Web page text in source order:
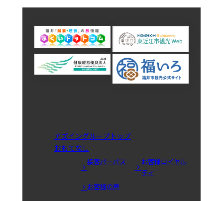
アズイングループトップ
おもてなし
接客パーパス
お客様ロイヤル
ティ
お客様の声